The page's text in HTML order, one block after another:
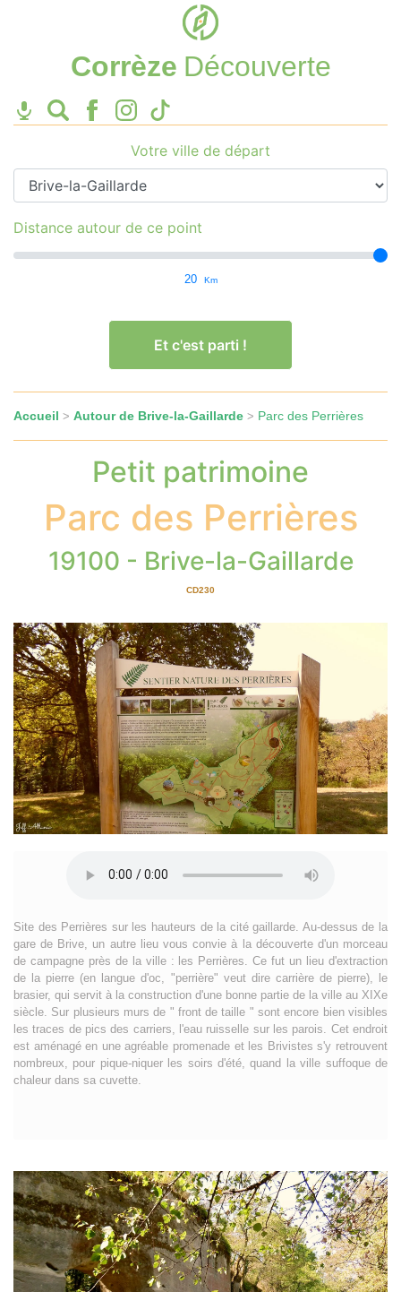
Corrèze Découverte
Votre ville de départ
Distance autour de ce point
20 Km
Et c'est parti !
Accueil > Autour de Brive-la-Gaillarde > Parc des Perrières
Petit patrimoine
Parc des Perrières
19100 - Brive-la-Gaillarde
CD230
Site des Perrières sur les hauteurs de la cité gaillarde. Au-dessus de la
gare de Brive, un autre lieu vous convie à la découverte d'un morceau
de campagne près de la ville : les Perrières. Ce fut un lieu d'extraction
de la pierre (en langue d'oc, "perrière" veut dire carrière de pierre), le
brasier, qui servit à la construction d'une bonne partie de la ville au XIXe
siècle. Sur plusieurs murs de " front de taille " sont encore bien visibles
les traces de pics des carriers, l'eau ruisselle sur les parois. Cet endroit
est aménagé en une agréable promenade et les Brivistes s'y retrouvent
nombreux, pour pique-niquer les soirs d'été, quand la ville suffoque de
chaleur dans sa cuvette.